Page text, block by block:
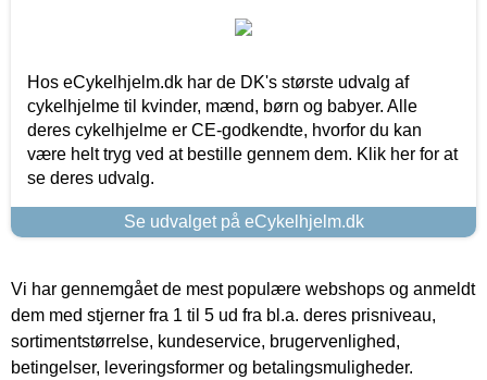
Hos eCykelhjelm.dk har de DK's største udvalg af
cykelhjelme til kvinder, mænd, børn og babyer. Alle
deres cykelhjelme er CE-godkendte, hvorfor du kan
være helt tryg ved at bestille gennem dem. Klik her for at
se deres udvalg.
Se udvalget på eCykelhjelm.dk
Vi har gennemgået de mest populære webshops og anmeldt
dem med stjerner fra 1 til 5 ud fra bl.a. deres prisniveau,
sortimentstørrelse, kundeservice, brugervenlighed,
betingelser, leveringsformer og betalingsmuligheder.